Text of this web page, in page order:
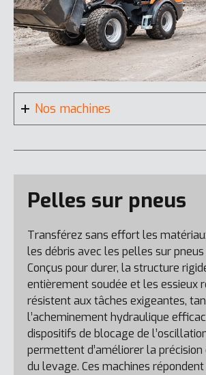
DL250-7
Nos machines
DL60-7
Pelles sur pneus
Transférez sans effort les
les débris avec les pelles sur pneus
Conçus pour durer, la structure
entièrement soudée et les essieux
résistent aux tâches exigeantes,
l’acheminement hydraulique
dispositifs de blocage de
permettent d’améliorer la
du levage. Ces machines